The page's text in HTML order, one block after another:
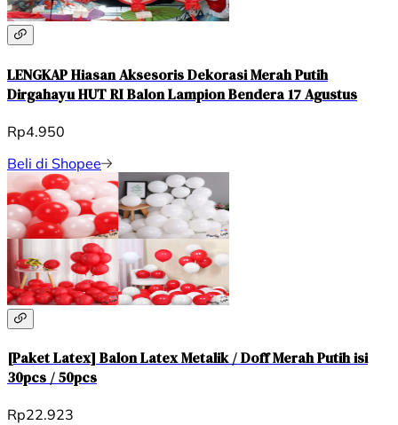
LENGKAP Hiasan Aksesoris Dekorasi Merah Putih
Dirgahayu HUT RI Balon Lampion Bendera 17 Agustus
Rp4.950
Beli di Shopee
[Paket Latex] Balon Latex Metalik / Doff Merah Putih isi
30pcs / 50pcs
Rp22.923